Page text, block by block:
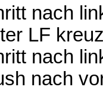
nach
LF
nach
nach